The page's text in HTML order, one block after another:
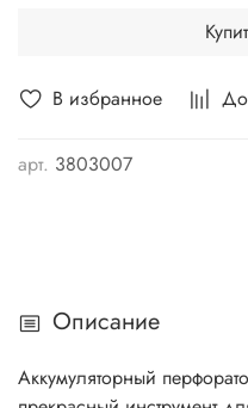
В избранное
арт. 3803007
Описание
Аккумуляторный